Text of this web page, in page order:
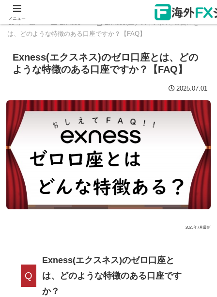
ホーム Exness
Exness(エクスネス)のゼロ口座と
は、どのような特徴のある口座ですか？【FAQ】
Exness(エクスネス)のゼロ口座とは、どの
ような特徴のある口座ですか？【FAQ】
2025.07.01
2025年7月最新
Q
Exness(エクスネス)のゼロ口座と
は、どのような特徴のある口座です
か？
メニュー